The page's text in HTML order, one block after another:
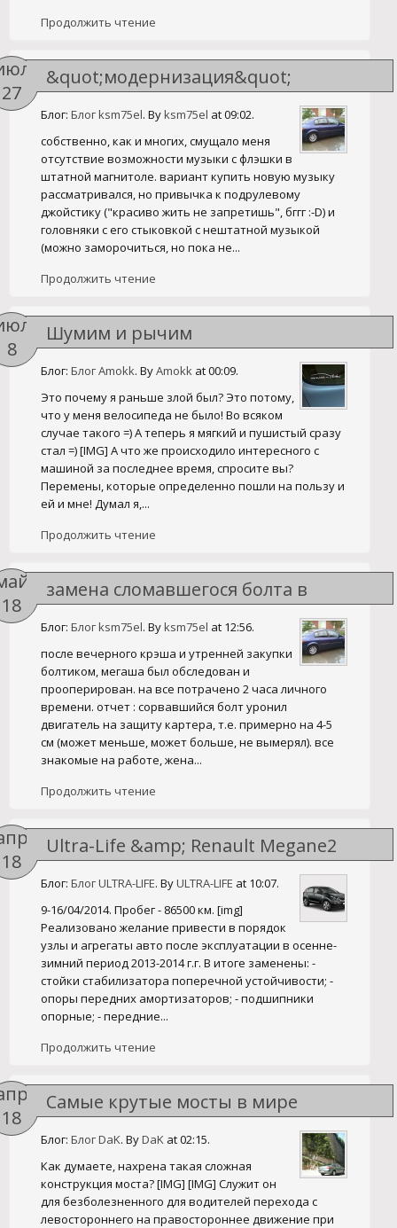
Продолжить чтение
27
&quot;модернизация&quot;
Блог: Блог ksm75el. Byksm75el at 09:02.
Продолжить чтение
собственно, как и многих, смущало меня
отсутствие возможности музыки с флэшки в
штатной магнитоле. вариант купить новую музыку
рассматривался, но привычка к подрулевому
джойстику ("красиво жить не запретишь", бггг :-D) и
головняки с его стыковкой с нештатной музыкой
(можно заморочиться, но пока не...
8
Шумим и рычим
Блог: Блог Amokk. ByAmokk at 00:09.
Продолжить чтение
Это почему я раньше злой был? Это потому,
что у меня велосипеда не было! Во всяком
случае такого =) А теперь я мягкий и пушистый сразу
стал =) [IMG] А что же происходило интересного с
машиной за последнее время, спросите вы?
Перемены, которые определенно пошли на пользу и
ей и мне! Думал я,...
18
замена сломавшегося болта в
Блог: Блог ksm75el. Byksm75el at 12:56.
Продолжить чтение
после вечерного крэша и утренней закупки
болтиком, мегаша был обследован и
прооперирован. на все потрачено 2 часа личного
времени. отчет : сорвавшийся болт уронил
двигатель на защиту картера, т.е. примерно на 4-5
см (может меньше, может больше, не вымерял). все
знакомые на работе, жена...
18
Ultra-Life &amp; Renault Megane2
Блог: Блог ULTRA-LIFE. ByULTRA-LIFE at 10:07.
Продолжить чтение
9-16/04/2014. Пробег - 86500 км. [img]
Реализовано желание привести в порядок
узлы и агрегаты авто после эксплуатации в осенне-
зимний период 2013-2014 г.г. В итоге заменены: -
стойки стабилизатора поперечной устойчивости; -
опоры передних амортизаторов; - подшипники
опорные; - передние...
18
Самые крутые мосты в мире
Блог: Блог DaK. ByDaK at 02:15.
Как думаете, нахрена такая сложная
конструкция моста? [IMG] [IMG] Служит он
для безболезненного для водителей перехода с
левостороннего на правостороннее движение при